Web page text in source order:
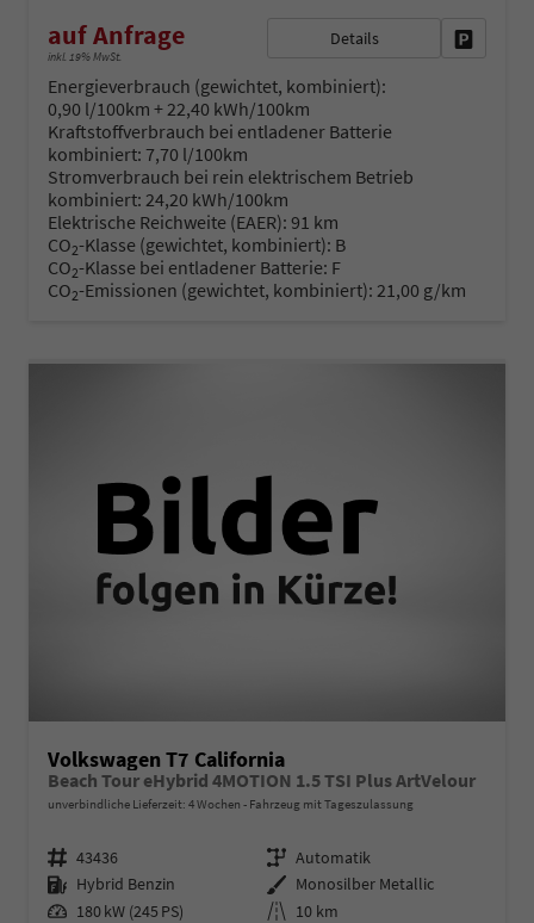
auf Anfrage
inkl. 19% MwSt.
Details
Energieverbrauch (gewichtet, kombiniert):
0,90 l/100km + 22,40 kWh/100km
Kraftstoffverbrauch bei entladener Batterie
kombiniert: 7,70 l/100km
Stromverbrauch bei rein elektrischem Betrieb
kombiniert: 24,20 kWh/100km
Elektrische Reichweite (EAER): 91 km
CO2-Klasse (gewichtet, kombiniert): B
CO2-Klasse bei entladener Batterie: F
CO2-Emissionen (gewichtet, kombiniert): 21,00 g/km
Volkswagen T7 California
Beach Tour eHybrid 4MOTION 1.5 TSI Plus ArtVelour
unverbindliche Lieferzeit: 4 Wochen Fahrzeug mit Tageszulassung
Fahrzeugnr. 43436 Getriebe Automatik
Kraftstoff Hybrid Benzin Außenfarbe Monosilber Metallic
Leistung 180 kW (245 PS) Kilometerstand 10 km